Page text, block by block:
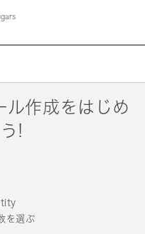
ル作成をはじめ
!
を選ぶ